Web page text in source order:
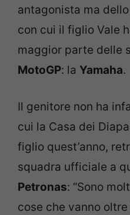
antagonista ma
con cui il figlio Vale
maggior parte delle
MotoGP: la Yamaha.
Il genitore non ha
cui la Casa dei
figlio quest’anno,
squadra ufficiale a
Petronas: “Sono
cose che vanno